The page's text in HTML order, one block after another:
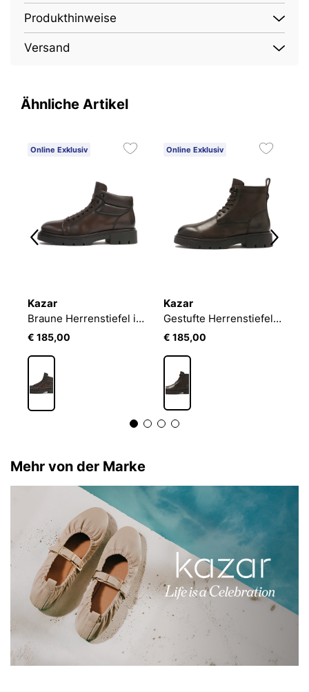
Produkthinweise
Versand
Ähnliche Artikel
Online Exklusiv
Kazar
Braune Herrenstiefel im klassischen Stil
€ 185,00
Online Exklusiv
Kazar
Gestufte Herrenstiefel in brauner Farbe
€ 185,00
Mehr von der Marke